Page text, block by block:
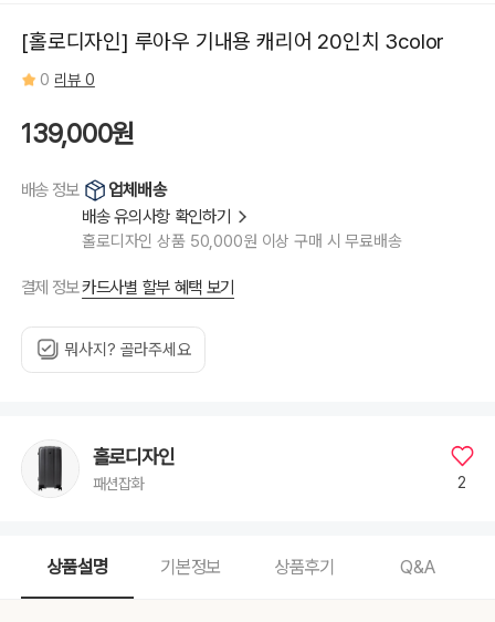
[홀로디자인] 루아우 기내용 캐리어 20인치 3color
0 리뷰 0
139,000원
배송 정보
업체배송
배송 유의사항 확인하기
홀로디자인 상품 50,000원 이상 구매 시 무료배송
결제 정보카드사별 할부 혜택 보기
뭐사지? 골라주세요
홀로디자인
패션잡화 2
상품설명 기본정보 상품후기 Q&A